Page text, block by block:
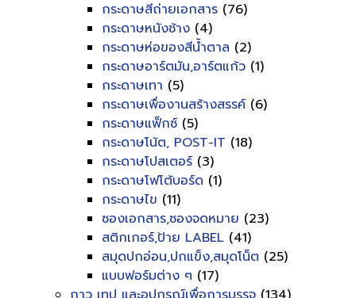
กระดาษสีถ่ายเอกสาร (76)
กระดาษหนังช้าง (4)
กระดาษห่อของสีน้ำตาล (2)
กระดาษอาร์ตมัน,อาร์ตแก้ว (1)
กระดาษเทา (5)
กระดาษเพื่องานสร้างสรรค์ (6)
กระดาษแฟ็กซ์ (5)
กระดาษโน้ต, POST-IT (18)
กระดาษโปสเตอร์ (3)
กระดาษโฟโต้บอร์ด (1)
กระดาษไข (11)
ซองเอกสาร,ซองจดหมาย (23)
สติกเกอร์,ป้าย LABEL (41)
สมุดปกอ่อน,ปกแข็ง,สมุดโน็ต (25)
แบบฟอร์มต่าง ๆ (17)